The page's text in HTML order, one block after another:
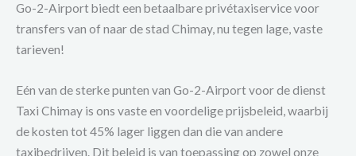
Go-2-Airport biedt een betaalbare privétaxiservice voor
transfers van of naar de stad Chimay, nu tegen lage, vaste
tarieven!
Eén van de sterke punten van Go-2-Airport voor de dienst
Taxi Chimay is ons vaste en voordelige prijsbeleid, waarbij
de kosten tot 45% lager liggen dan die van andere
taxibedrijven. Dit beleid is van toepassing op zowel onze